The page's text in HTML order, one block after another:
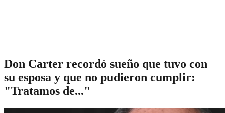
Don Carter recordó sueño que tuvo con
su esposa y que no pudieron cumplir:
"Tratamos de..."